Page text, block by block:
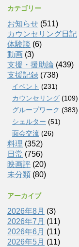
カテゴリー
お知らせ (511)
カウンセリング日記
体験談 (6)
動画 (3)
支援・援助論 (439)
支援記録 (738)
イベント (231)
カウンセリング (109)
グループワーク (383)
シェルター (51)
面会交流 (26)
料理 (352)
日常 (756)
映画評 (20)
未分類 (80)
アーカイブ
2026年8月 (3)
2026年7月 (11)
2026年6月 (11)
2026年5月 (11)